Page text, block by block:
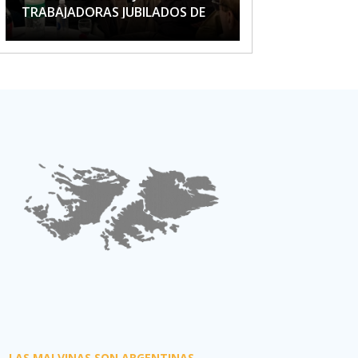
TRABAJADORAS JUBILADOS DE
APTA